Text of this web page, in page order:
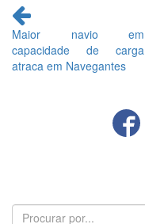
Continue
lendo
Maior navio em
capacidade de carga
atraca em Navegantes